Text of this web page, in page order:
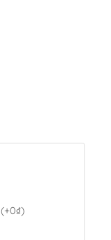
(+0₫)